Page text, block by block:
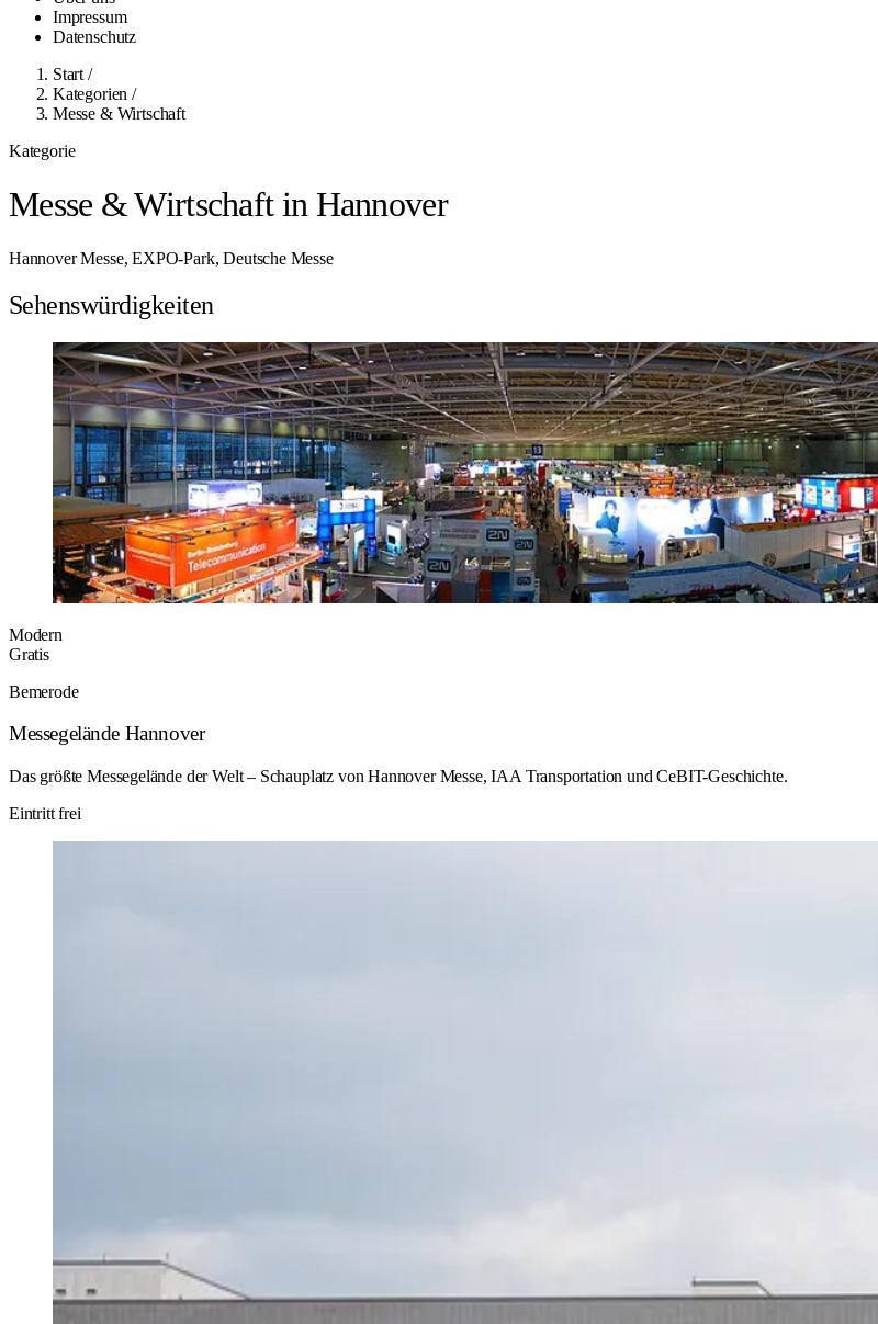
Impressum
Datenschutz
Start /
Kategorien /
Messe & Wirtschaft
Kategorie
Messe & Wirtschaft in Hannover
Hannover Messe, EXPO-Park, Deutsche Messe
Sehenswürdigkeiten
Modern
Gratis
Bemerode
Messegelände Hannover
Das größte Messegelände der Welt – Schauplatz von Hannover Messe, IAA Transportation und CeBIT-Geschichte.
Eintritt frei